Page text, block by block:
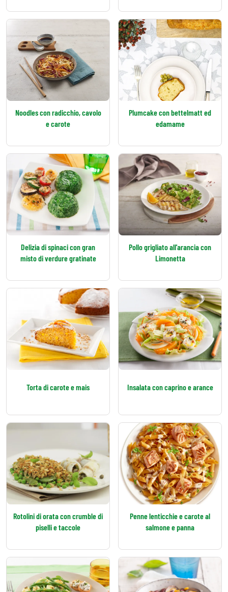
Noodles con radicchio, cavolo
e carote
Plumcake con bettelmatt ed
edamame
Delizia di spinaci con gran
misto di verdure gratinate
Pollo grigliato all'arancia con
Limonetta
Torta di carote e mais Insalata con caprino e arance
Rotolini di orata con crumble di
piselli e taccole
Penne lenticchie e carote al
salmone e panna